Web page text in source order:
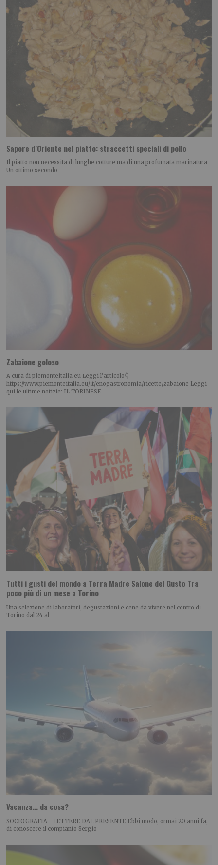
Sapore d’Oriente nel piatto: straccetti speciali di pollo
Il piatto non necessita di lunghe cotture ma di una profumata marinatura
Un ottimo secondo
Zabaione goloso
A cura di piemonteitalia.eu Leggi l’articolo👇
https://www.piemonteitalia.eu/it/enogastronomia/ricette/zabaione Leggi
qui le ultime notizie: IL TORINESE
Tutti i gusti del mondo a Terra Madre Salone del Gusto Tra
poco più di un mese a Torino
Una selezione di laboratori, degustazioni e cene da vivere nel centro di
Torino dal 24 al
Vacanza… da cosa?
SOCIOGRAFIA LETTERE DAL PRESENTE Ebbi modo, ormai 20 anni fa,
di conoscere il compianto Sergio